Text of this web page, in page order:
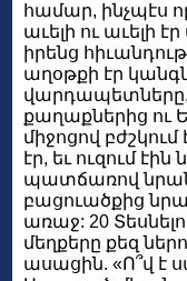
համար, ինչպէս
աւելի ու աւելի
իրենց
աղօթքի էր
վարդապետները,
քաղաքներից ու
միջոցով
էր, եւ ուզում
պատճառով նրան
բացուածքից
առաջ: 20
մեղքերը քեզ
ասացին. «Ո՞վ է